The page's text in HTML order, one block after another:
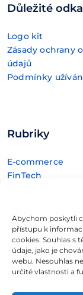
Abychom poskytli
přístupu k
cookies. Souhlas s
údaje, jako je
webu. Nesouhlas
určité vlastnosti a
Důležité
Logo kit
Zásady ochrany
údajů
Podmínky
Rubriky
E-commerce
FinTech
Technologie